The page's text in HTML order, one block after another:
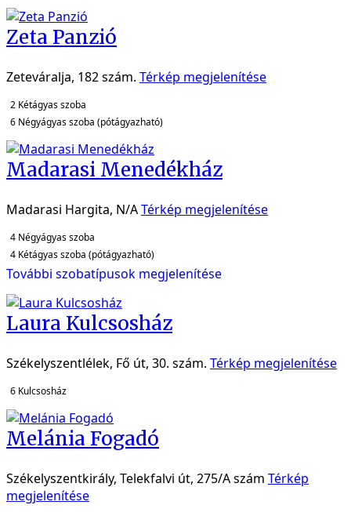
Zeta Panzió
Zeteváralja, 182 szám. Térkép megjelenítése
2 Kétágyas szoba
6 Négyágyas szoba (pótágyazható)
Madarasi Menedékház
Madarasi Hargita, N/ATérkép megjelenítése
4 Négyágyas szoba
4 Kétágyas szoba (pótágyazható)
További szobatípusok megjelenítése
Laura Kulcsosház
Székelyszentlélek, Fő út, 30. szám. Térkép megjelenítése
6 Kulcsosház
Melánia Fogadó
Székelyszentkirály, Telekfalvi út, 275/A szám Térkép
megjelenítése